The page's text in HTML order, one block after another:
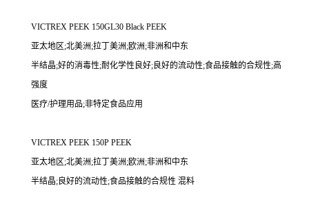
VICTREX PEEK 150GL30 Black PEEK
亚太地区;北美洲;拉丁美洲;欧洲;非洲和中东
半结晶;好的消毒性;耐化学性良好;良好的流动性;食品接触的合规性;高
强度
医疗/护理用品;非特定食品应用
VICTREX PEEK 150P PEEK
亚太地区;北美洲;拉丁美洲;欧洲;非洲和中东
半结晶;良好的流动性;食品接触的合规性 混料